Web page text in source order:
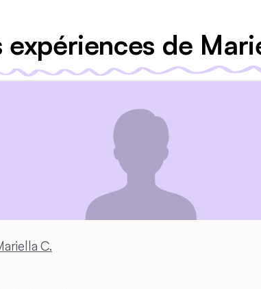
expériences de
C.